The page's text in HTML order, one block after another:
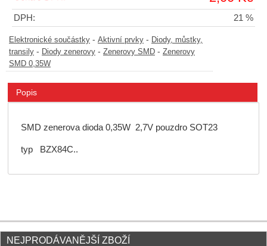
DPH: 21 %
Elektronické součástky - Aktivní prvky - Diody, můstky,
transily - Diody zenerovy - Zenerovy SMD - Zenerovy
SMD 0,35W
Popis
SMD zenerova dioda 0,35W 2,7V pouzdro SOT23
typ BZX84C..
NEJPRODÁVANĚJŠÍ ZBOŽÍ